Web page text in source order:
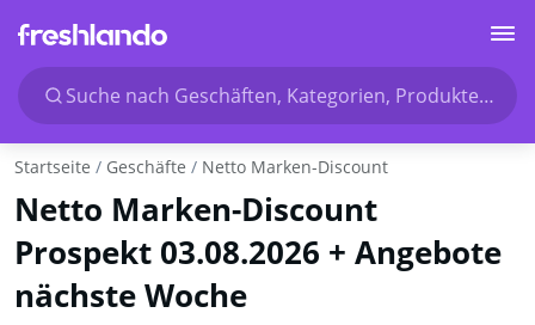
Suche nach Geschäften, Kategorien, Produkten...
Startseite Geschäfte Netto Marken-Discount
Netto Marken-Discount
Prospekt 03.08.2026 + Angebote
nächste Woche